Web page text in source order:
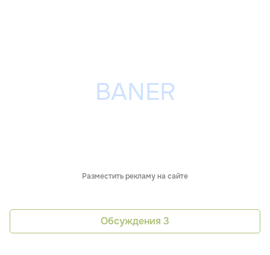
Разместить рекламу на сайте
Обсуждения 3